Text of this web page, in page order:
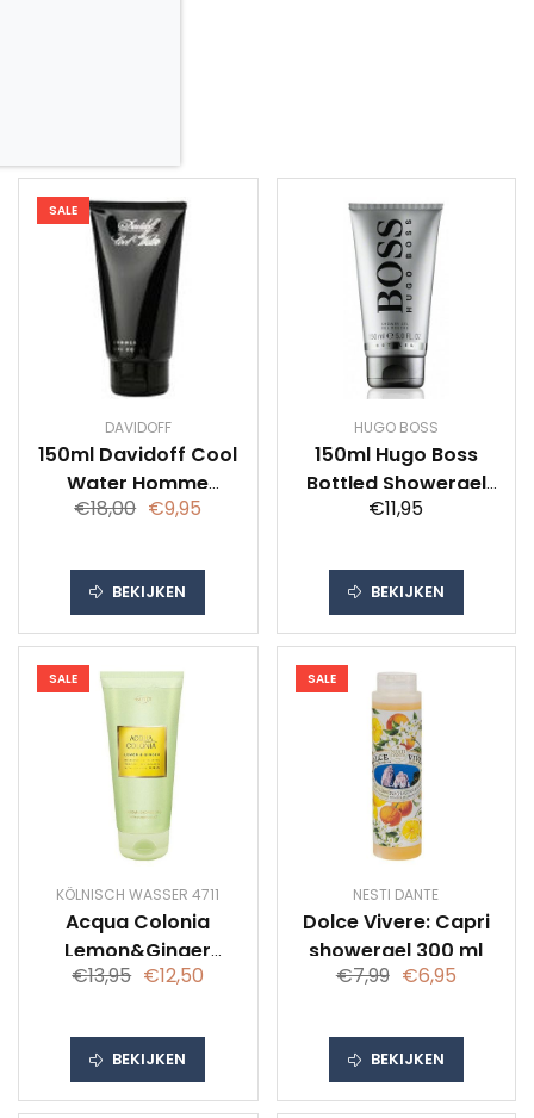
SALE
DAVIDOFF
150ml Davidoff Cool
Water Homme
Shower Gel
€18,00 €9,95
BEKIJKEN
HUGO BOSS
150ml Hugo Boss
Bottled Showergel
Special Edition Man
€11,95
BEKIJKEN
SALE
KÖLNISCH WASSER 4711
Acqua Colonia
Lemon&Ginger
showergel 200 ml
€13,95 €12,50
BEKIJKEN
SALE
NESTI DANTE
Dolce Vivere: Capri
showergel 300 ml
€7,99 €6,95
BEKIJKEN